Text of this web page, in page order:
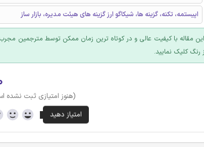
اپیستمه، تکنه، گزینه ها، شیکاگو ارز گزینه های هیئت مدیره، بازار ساز
مقاله با کیفیت عالی و در کوتاه ترین زمان ممکن توسط مترجمین
کلیک نمایید.
(هنوز امتیازی ثبت نشده